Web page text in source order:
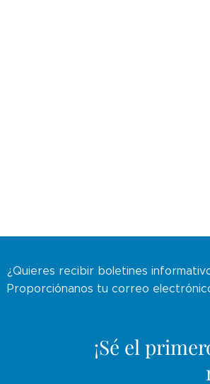
¿Quieres recibir boletines
Proporciónanos tu correo
¡Sé el